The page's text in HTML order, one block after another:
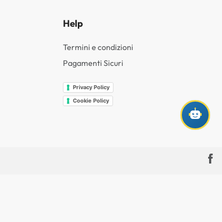
Help
Termini e condizioni
Pagamenti Sicuri
Privacy Policy
Cookie Policy